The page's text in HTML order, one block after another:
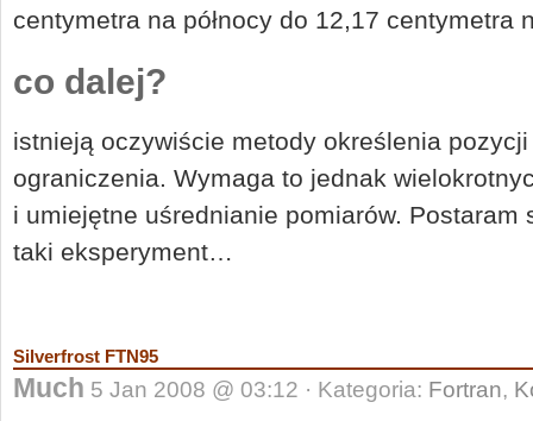
centymetra na północy do 12,17 centymetra
co dalej?
istnieją oczywiście metody określenia
ograniczenia. Wymaga to jednak
i umiejętne uśrednianie pomiarów.
taki eksperyment…
Silverfrost FTN95
Much 5 Jan 2008 @ 03:12 · Kategoria: Fortran,